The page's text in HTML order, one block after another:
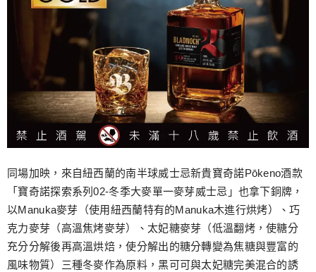
同場加映，來自紐西蘭的南半球威士忌新貴寶奇諾Pōkeno酒款
「寶奇諾探索系列02-冬季大麥單一麥芽威士忌」也拿下銅牌，
以Manuka麥芽（使用紐西蘭特有的Manuka木進行烘烤）、巧
克力麥芽（高溫焦烤麥芽）、太妃糖麥芽（低溫翻烤，使糖分
充分分解後再高溫烘焙，使分解出的糖分轉變為焦糖與豐富的
風味物質）三種冬麥作為原料，黑可可與太妃糖完美混合的誘